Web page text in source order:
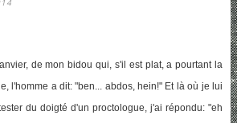
de mon bidou qui, s'il est plat, a pourtant la
l'homme a dit: "ben... abdos, hein!" Et là où je lui
du doigté d'un proctologue, j'ai répondu: "eh